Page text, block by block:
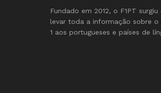
Fundado em 2012, o F1PT
levar toda a informação sobre o
1 aos portugueses e países de